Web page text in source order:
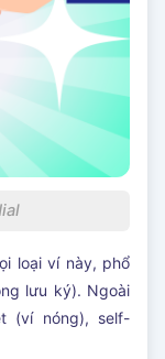
loại ví này, phổ
lưu ký). Ngoài
(ví nóng), self-